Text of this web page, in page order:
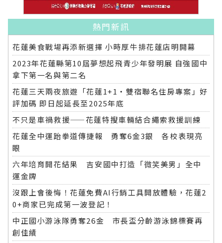
熱門新訊
花蓮美食戰場再添新選擇 小時厚牛排花蓮店明開幕
2023年花蓮縣第10屆夢想起飛青少年發明展 自強國中
拿下第一名與第二名
花蓮三天兩夜旅遊「花蓮1+1‧雙宿聯名住房專案」好
評加碼 即日起延長至2025年底
不只是車禍救援——花蓮特搜車輛結合繩索救援訓練
花蓮全中運跆拳道傳捷報 勇奪6金3銀 各校表現亮
眼
六年培育開花結果 吉安國中打造「微笑美男」全中
運金牌
沒跟上會後悔！花蓮免費AI行銷工具開放體驗，花蓮2
0+商家已完成第一波登記！
中正國小游泳隊勇奪26金 市長盃分齡游泳錦標賽再
創佳績